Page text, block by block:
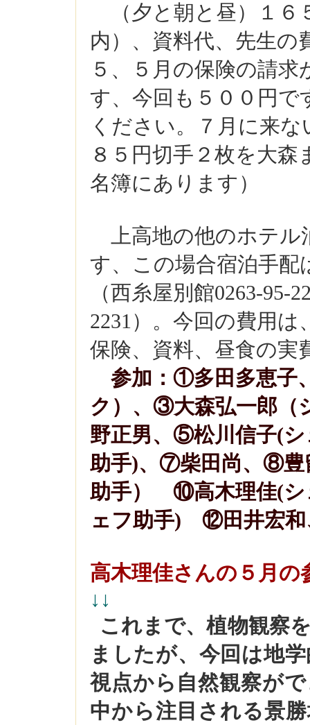
（夕と朝と昼）１６
内）、資料代、先生の
５、５月の保険の請
す、今回も５００円で
ください。７月に来
８５円切手２枚を大
名簿にあります）
上高地の他のホテル
す、この場合宿泊手
（西糸屋別館0263-95-
2231）。今回の費用
保険、資料、昼食の実
参加：①多田多恵子
ク）、 ③大森弘一郎（
野正男、⑤松川信子(
助手)、⑦柴田尚、⑧
助手）
⑩高木理佳(
ェフ助手) ⑫田井宏和
高木理佳さんの５月の
↓↓
これまで、植物観察
ましたが、今回は地
視点から自然観察が
中から注目される景